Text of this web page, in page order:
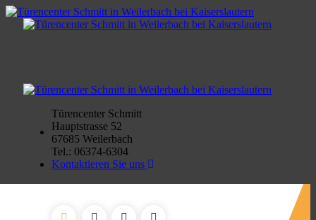
Türencenter Schmitt
Hauptstrasse 52
67685 Weilerbach
Tel.: 06374-6304
Kontaktieren Sie uns